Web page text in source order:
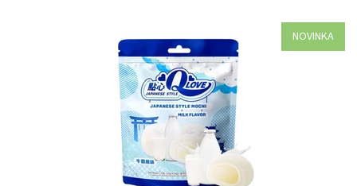
NOVINKA
Skladem